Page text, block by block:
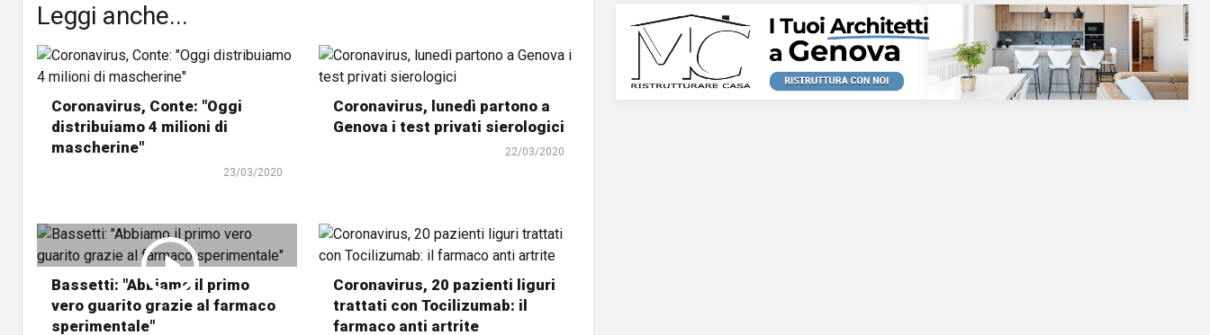
Leggi anche...
Coronavirus, Conte: "Oggi
distribuiamo 4 milioni di
mascherine"
23/03/2020
Coronavirus, lunedì partono a
Genova i test privati sierologici
22/03/2020
Bassetti: "Abbiamo il primo
vero guarito grazie al farmaco
sperimentale"
Coronavirus, 20 pazienti liguri
trattati con Tocilizumab: il
farmaco anti artrite